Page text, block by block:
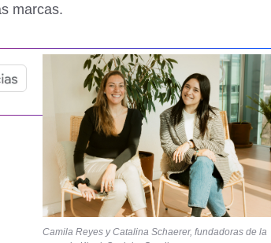
marcas.
Camila Reyes y Catalina Schaerer, fundadoras de la